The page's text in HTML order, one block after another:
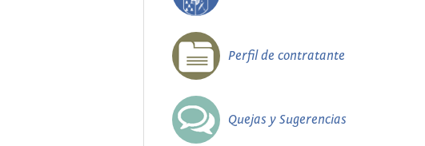
Perfil de contratante
Quejas y Sugerencias